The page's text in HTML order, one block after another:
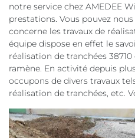
notre service chez AMEDEE
prestations. Vous pouvez
concerne les travaux de
équipe dispose en effet le
réalisation de tranchées
ramène. En activité depuis
occupons de divers travaux
réalisation de tranchées, etc.